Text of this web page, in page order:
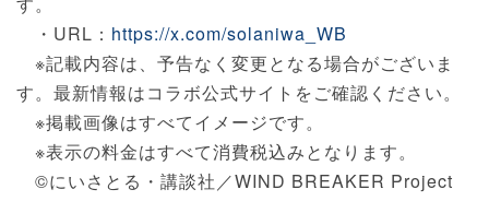
・URL： https://x.com/solaniwa_WB
※記載内容は、予告なく変更となる場合がございま
す。最新情報はコラボ公式サイトをご確認ください。
※掲載画像はすべてイメージです。
※表示の料金はすべて消費税込みとなります。
©にいさとる・講談社／WIND BREAKER Project